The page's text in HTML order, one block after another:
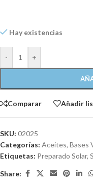
Hay existencias
- +
Comparar Añadir
SKU: 02025
Categorías: Aceites, Bases
Etiquetas: Preparado Solar,
Share: